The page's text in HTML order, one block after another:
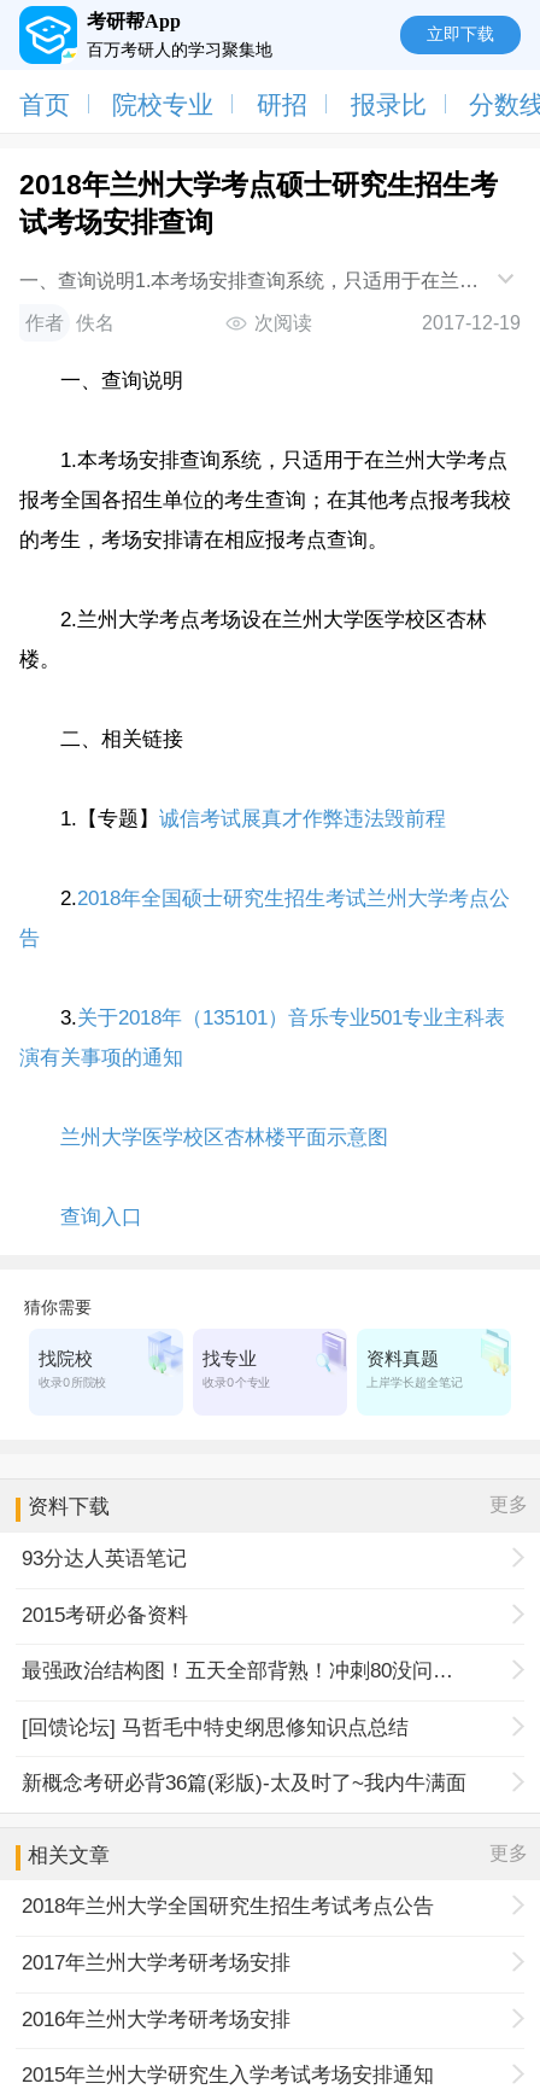
考研帮App
百万考研人的学习聚集地
立即下载
首页 院校专业 研招 报录比 分数
2018年兰州大学考点硕士研究生招生考
试考场安排查询
一、查询说明1.本考场安排查询系统，只适用于在兰州
大学考点报考全国各招生单位的考生查询；在其他考点
报考我校的考生，考场安排请在相应报考点
作者 佚名 次阅读 2017-12-19
一、查询说明
1.本考场安排查询系统，只适用于在兰州大学考点
报考全国各招生单位的考生查询；在其他考点报考我校
的考生，考场安排请在相应报考点查询。
2.兰州大学考点考场设在兰州大学医学校区杏林
楼。
二、相关链接
1.【专题】 诚信考试展真才作弊违法毁前程
2.2018年全国硕士研究生招生考试兰州大学考点公
告
3.关于2018年（135101）音乐专业501专业主科表
演有关事项的通知
兰州大学医学校区杏林楼平面示意图
查询入口
资料下载 更多
93分达人英语笔记
2015考研必备资料
最强政治结构图！五天全部背熟！冲刺80没问题！
[回馈论坛] 马哲毛中特史纲思修知识点总结
新概念考研必背36篇(彩版)-太及时了~我内牛满面
相关文章 更多
2018年兰州大学全国研究生招生考试考点公告
2017年兰州大学考研考场安排
2016年兰州大学考研考场安排
2015年兰州大学研究生入学考试考场安排通知